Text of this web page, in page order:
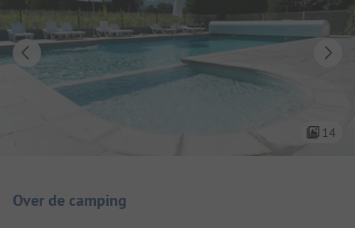
14
Over de camping